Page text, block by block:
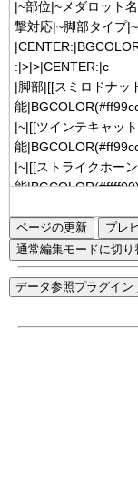
ページの更新
通常編集モードに切り
データ参照プラグイ